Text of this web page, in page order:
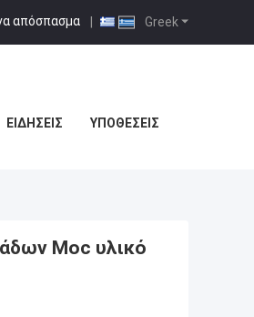
Greek
απόσπασμα |
ΕΙΔΉΣΕΙΣ ΥΠΟΘΈΣΕΙΣ
Moc υλικό